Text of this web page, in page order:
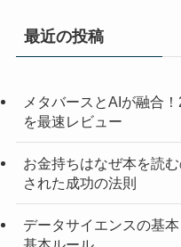
最近の投稿
メタバースとAIが融合
を最速レビュー
お金持ちはなぜ本を読
された成功の法則
データサイエンスの基